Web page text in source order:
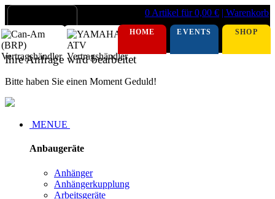
0 Artikel für 0,00 € | Warenkorb
HOME EVENTS SHOP
Ihre Anfrage wird bearbeitet
Bitte haben Sie einen Moment Geduld!
MENUE
Anbaugeräte
Anhänger
Anhängerkupplung
Arbeitsgeräte